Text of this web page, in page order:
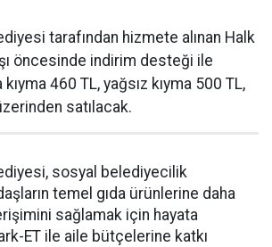
tarafından hizmete alınan Halk
öncesinde indirim desteği ile
460 TL, yağsız kıyma 500 TL,
satılacak.
sosyal belediyecilik
temel gıda ürünlerine daha
sağlamak için hayata
ET ile aile bütçelerine katkı